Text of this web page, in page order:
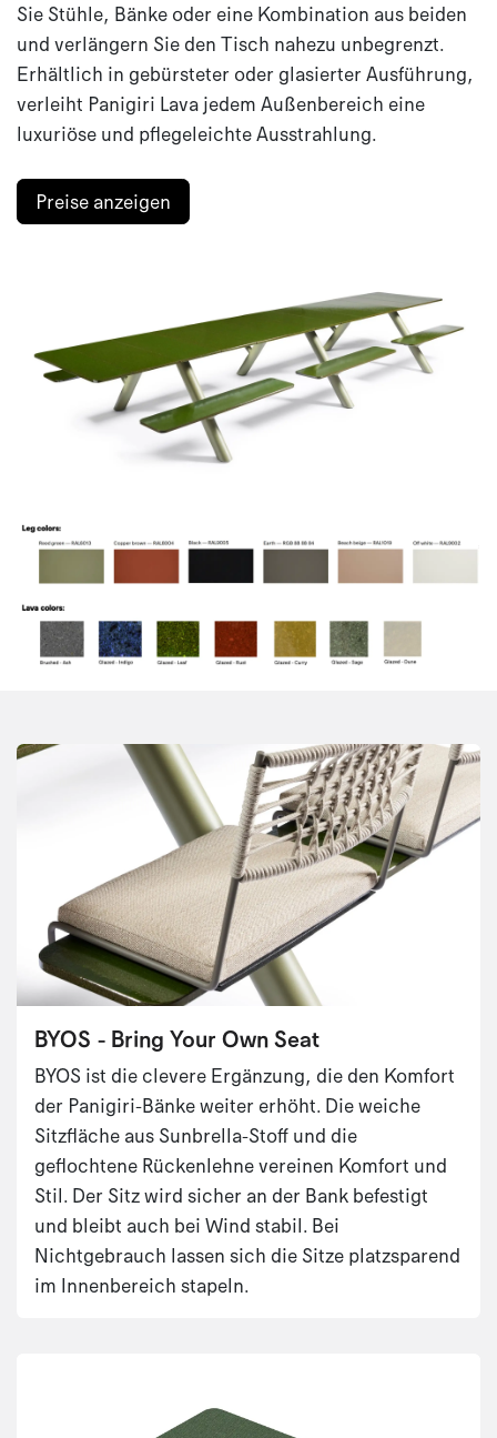
Sie Stühle, Bänke oder eine Kombination aus beiden
und verlängern Sie den Tisch nahezu unbegrenzt.
Erhältlich in gebürsteter oder glasierter Ausführung,
verleiht Panigiri Lava jedem Außenbereich eine
luxuriöse und pflegeleichte Ausstrahlung.
Preise anzeigen
BYOS - Bring Your Own Seat
BYOS ist die clevere Ergänzung, die den Komfort
der Panigiri-Bänke weiter erhöht. Die weiche
Sitzfläche aus Sunbrella-Stoff und die
geflochtene Rückenlehne vereinen Komfort und
Stil. Der Sitz wird sicher an der Bank befestigt
und bleibt auch bei Wind stabil. Bei
Nichtgebrauch lassen sich die Sitze platzsparend
im Innenbereich stapeln.